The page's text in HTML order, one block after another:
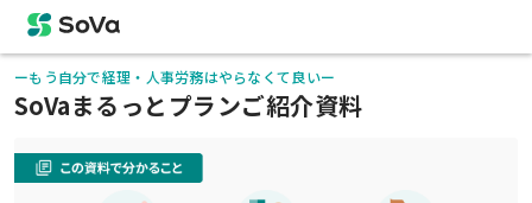
ーもう自分で経理・人事労務はやらなくて良いー
SoVaまるっとプランご紹介資料